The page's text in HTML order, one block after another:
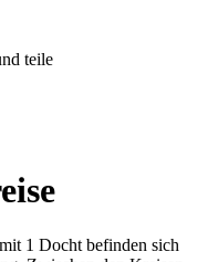
teile
1 Docht befinden sich